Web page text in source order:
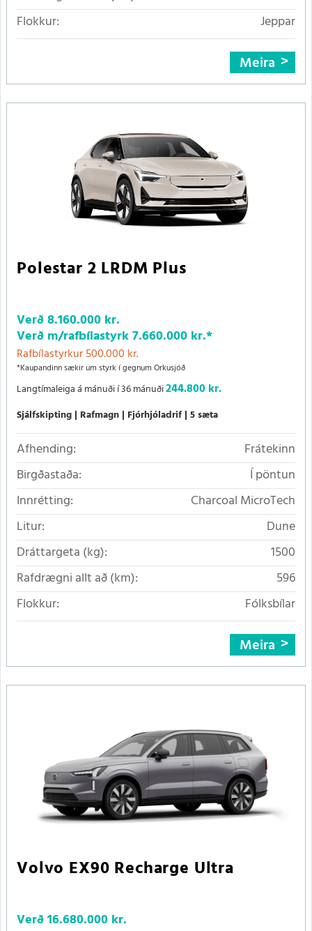
Flokkur:
Jeppar
Meira
Polestar 2 LRDM Plus
Verð8.160.000 kr.
Verð m/rafbílastyrk7.660.000 kr.*
Rafbílastyrkur 500.000 kr.
*Kaupandinn sækir um styrk í gegnum Orkusjóð
Langtímaleiga á mánuði í 36 mánuði244.800 kr.
Sjálfskipting Rafmagn Fjórhjóladrif 5 sæta
Afhending:
Frátekinn
Birgðastaða:
Í pöntun
Innrétting:
Charcoal MicroTech
Litur:
Dune
Dráttargeta (kg):
1500
Rafdrægni allt að (km):
596
Flokkur:
Fólksbílar
Meira
Volvo EX90 Recharge Ultra
Verð16.680.000 kr.